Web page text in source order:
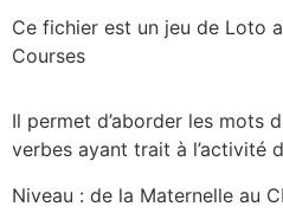
Ce fichier est un jeu de Loto
Courses
Il permet d’aborder les mots
verbes ayant trait à l’activité
Niveau : de la Maternelle au